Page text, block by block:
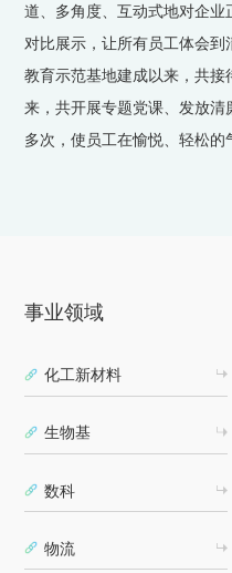
道、多角度、互动式地对企
对比展示，让所有员工体会
教育示范基地建成以来，共接
来，共开展专题党课、发放清
多次，使员工在愉悦、轻松的
事业领域
化工新材料
生物基
数科
物流